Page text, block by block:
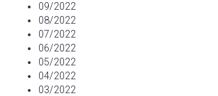
09/2022
08/2022
07/2022
06/2022
05/2022
04/2022
03/2022